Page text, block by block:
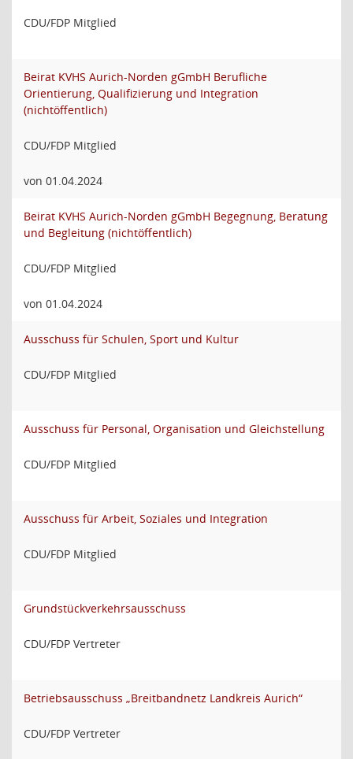
CDU/FDP Mitglied
Beirat KVHS Aurich-Norden gGmbH Berufliche
Orientierung, Qualifizierung und Integration
(nichtöffentlich)
CDU/FDP Mitglied
von 01.04.2024
Beirat KVHS Aurich-Norden gGmbH Begegnung, Beratung
und Begleitung (nichtöffentlich)
CDU/FDP Mitglied
von 01.04.2024
Ausschuss für Schulen, Sport und Kultur
CDU/FDP Mitglied
Ausschuss für Personal, Organisation und Gleichstellung
CDU/FDP Mitglied
Ausschuss für Arbeit, Soziales und Integration
CDU/FDP Mitglied
Grundstückverkehrsausschuss
CDU/FDP Vertreter
Betriebsausschuss „Breitbandnetz Landkreis Aurich“
CDU/FDP Vertreter